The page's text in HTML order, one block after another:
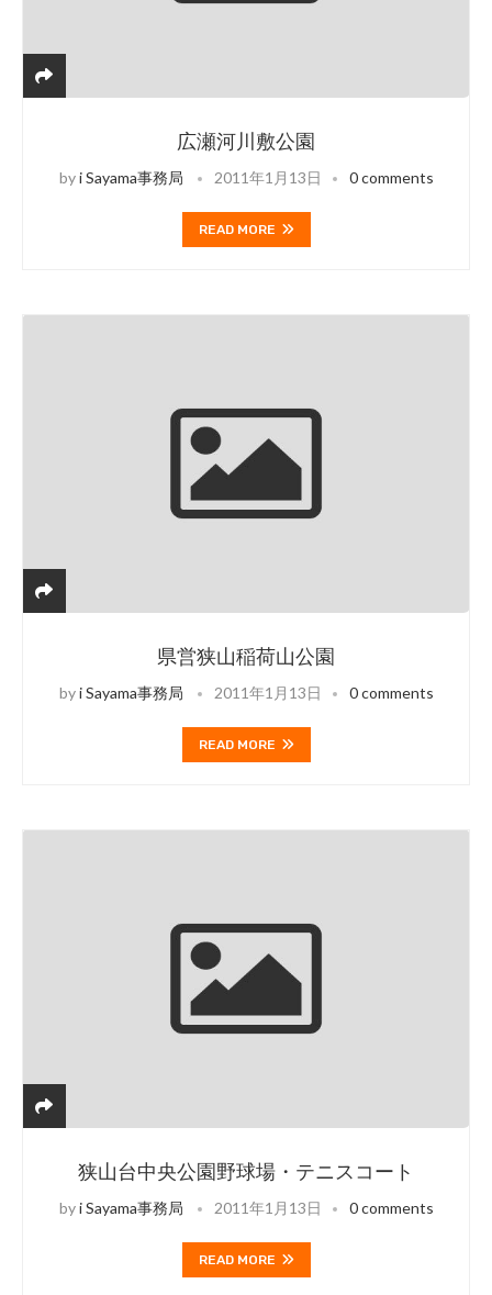
広瀬河川敷公園
byi Sayama事務局 2011年1月13日 0 comments
READ MORE
県営狭山稲荷山公園
byi Sayama事務局 2011年1月13日 0 comments
READ MORE
狭山台中央公園野球場・テニスコート
byi Sayama事務局 2011年1月13日 0 comments
READ MORE